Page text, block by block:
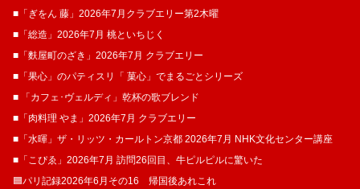
■「ぎをん 藤」2026年7月クラブエリー第2木曜
■「総造」2026年7月 桃といちじく
■「麩屋町のざき」2026年7月 クラブエリー
■「果心」のパティスリ「 菓​心」でまるごとシリーズ
■ 「カフェ･ヴェルディ」乾杯の歌ブレンド
■「肉料理 やま」2026年7月 クラブエリー
■「水暉」ザ・リッツ・カールトン京都 2026年7月 NHK文化センター講座
■「こぴゑ」2026年7月 訪問26回目、牛ピルピルに驚いた
🟦パリ記録2026年6月その16 帰国後あれこれ